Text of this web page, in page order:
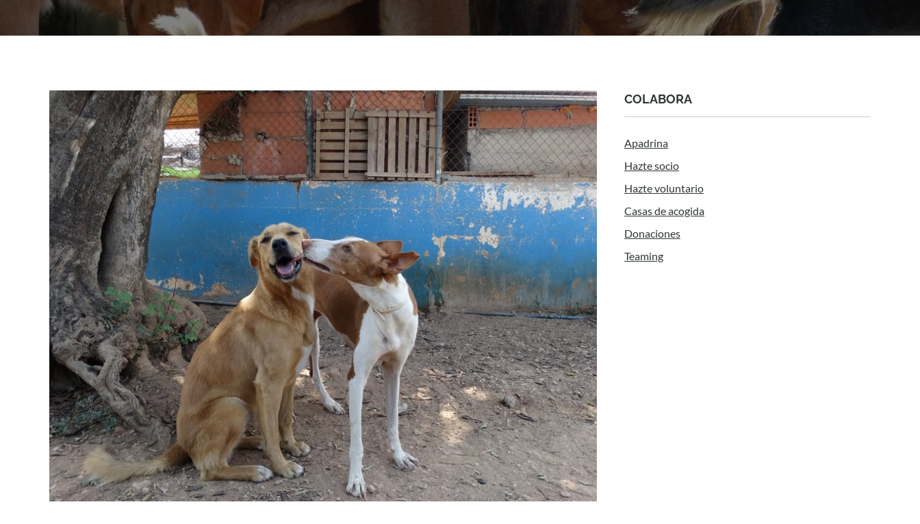
COLABORA
Apadrina
Hazte socio
Hazte voluntario
Casas de acogida
Donaciones
Teaming